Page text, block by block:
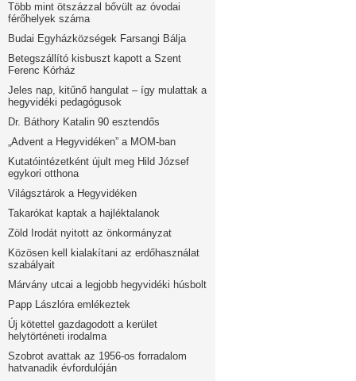
Több mint ötszázzal bővült az óvodai
férőhelyek száma
Budai Egyházközségek Farsangi Bálja
Betegszállító kisbuszt kapott a Szent
Ferenc Kórház
Jeles nap, kitűnő hangulat – így mulattak a
hegyvidéki pedagógusok
Dr. Báthory Katalin 90 esztendős
„Advent a Hegyvidéken” a MOM-ban
Kutatóintézetként újult meg Hild József
egykori otthona
Világsztárok a Hegyvidéken
Takarókat kaptak a hajléktalanok
Zöld Irodát nyitott az önkormányzat
Közösen kell kialakítani az erdőhasználat
szabályait
Márvány utcai a legjobb hegyvidéki húsbolt
Papp Lászlóra emlékeztek
Új kötettel gazdagodott a kerület
helytörténeti irodalma
Szobrot avattak az 1956-os forradalom
hatvanadik évfordulóján